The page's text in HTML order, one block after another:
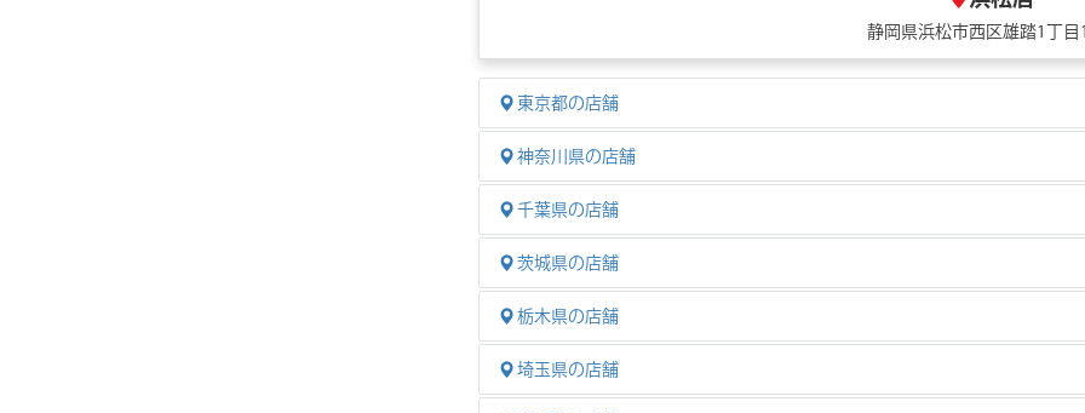
静岡県浜松市西区雄踏1丁目
東京都の店舗
神奈川県の店舗
千葉県の店舗
茨城県の店舗
栃木県の店舗
埼玉県の店舗